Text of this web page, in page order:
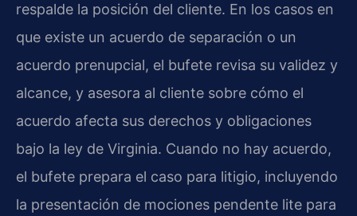
respalde la posición del cliente. En los casos en
que existe un acuerdo de separación o un
acuerdo prenupcial, el bufete revisa su validez y
alcance, y asesora al cliente sobre cómo el
acuerdo afecta sus derechos y obligaciones
bajo la ley de Virginia. Cuando no hay acuerdo,
el bufete prepara el caso para litigio, incluyendo
la presentación de mociones pendente lite para